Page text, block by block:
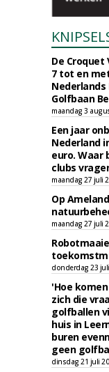
De
7 tot en
Nederlands
Golfbaan
maandag 3
Een jaar
Nederland
euro. Waar
clubs
maandag 27 juli
Op
maandag 27 juli
donderdag 23
'Hoe
zich die
golfballen
huis in
buren
geen
dinsdag 21 juli